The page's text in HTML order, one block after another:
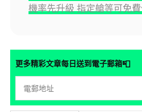
機率先升級 指定艙等可免
更多精彩文章每日送到電子郵箱📮